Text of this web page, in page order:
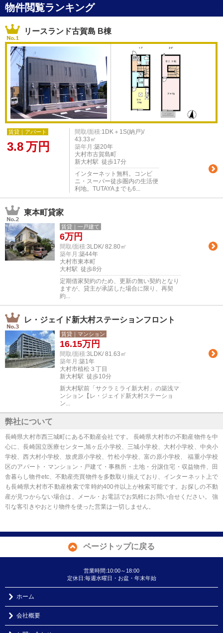
物件閲覧ランキング
リースランド古賀島 B棟
賃貸｜アパート
3.8万円
間取/面積:1DK＋1S(納戸)/
43.33㎡
築年月:築20年
大村市古賀島町
新大村駅 徒歩17分
インターネット無料。コンビ
ニ・スーパー徒歩圏内の生活便
利地。TUTAYAまでも6...
東本町貸家
賃貸｜一戸建て
6万円
間取/面積:3LDK/ 82.80㎡
築年月:築44年
大村市東本町
大村駅 徒歩8分
定期借家契約のため、更新の無い契約となり
ますが、貸主が承諾した場合に限り、再契
約...
レ・ジェイド新大村ステーションフロント
賃貸｜マンション
16.15万円
間取/面積:3LDK/ 81.63㎡
築年月:築1年
大村市植松３丁目
新大村駅 徒歩10分
新大村駅前「サクラミライ新大村」の築浅マ
ンション【レ・ジェイド新大村ステーショ
ン...
弊社について
長崎県大村市西三城町にある不動産会社です。 長崎県大村市の不動産物件を中
心に、長崎国立医療センター,旭ヶ丘小学校、三城小学校、大村小学校、中央小
学校、西大村小学校、放虎原小学校、竹松小学校、富の原小学校、 福重小学校
区のアパート・マンション・戸建て・事務所・土地・分譲住宅・収益物件、田
舎暮らし物件etc、不動産売買物件を多数取り揃えており、インターネット上で
も長崎県大村市不動産検索で常時約400件以上が検索可能です。お探しの不動
産が見つからない場合は、メール・お電話でお気軽にお問い合せください。 強
引な客引きやおとり物件を使った営業は一切しません。
ページトップに戻る
営業時間:10:00～18:00
定休日:毎週水曜日・お盆・年末年始
ホーム
会社概要